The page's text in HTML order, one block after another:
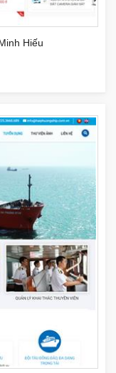
Hiếu